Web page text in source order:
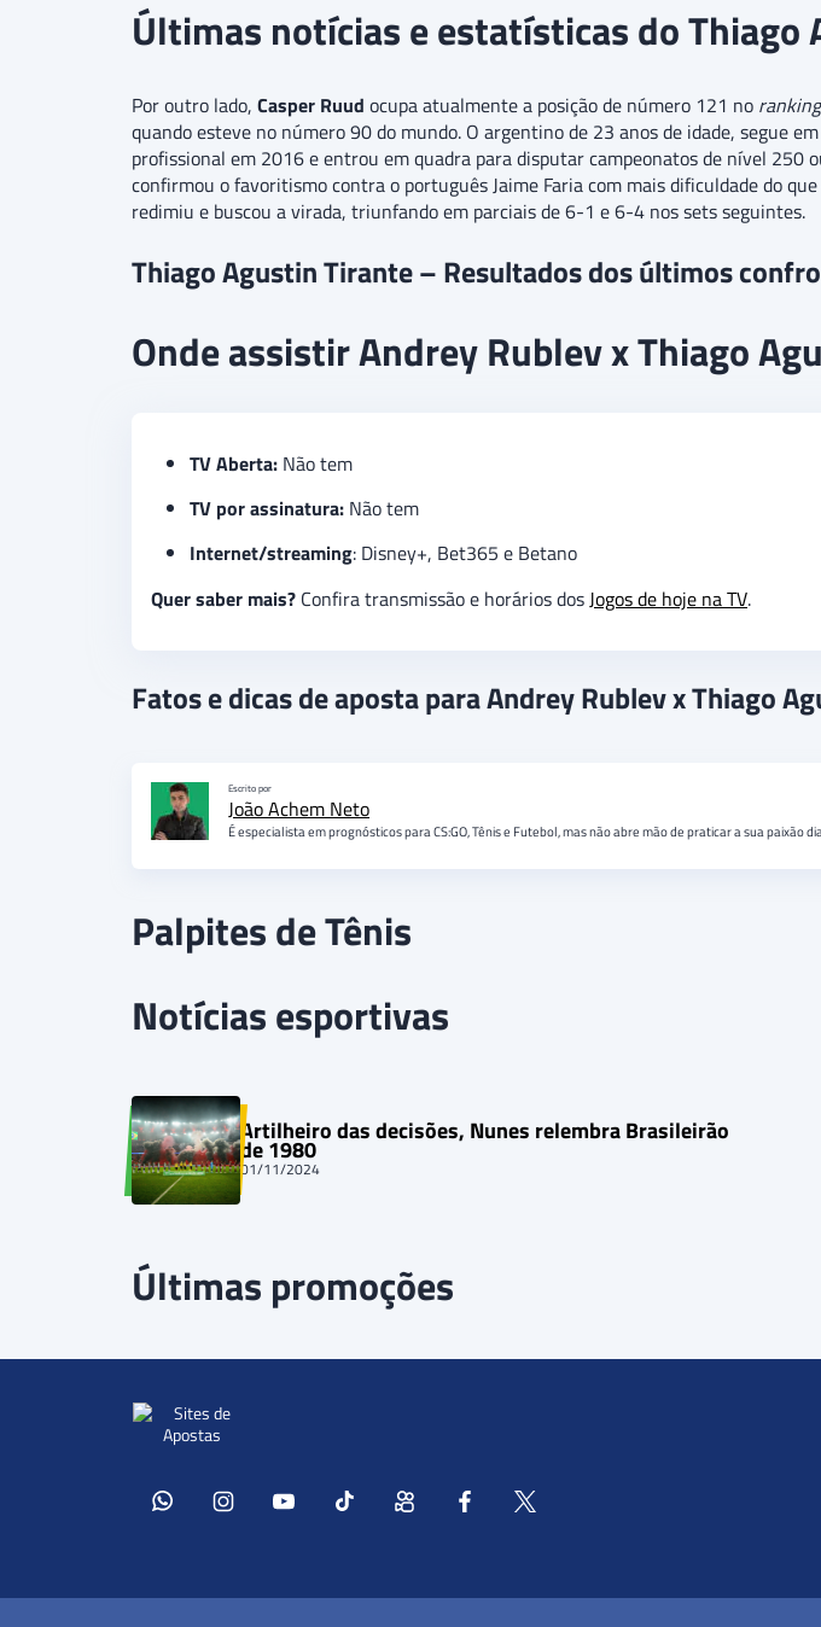
Últimas notícias e estatísticas do Thiago
Por outro lado, Casper Ruud ocupa atualmente a posição de número 121 no ranking
quando esteve no número 90 do mundo. O argentino de 23 anos de idade, segue
profissional em 2016 e entrou em quadra para disputar campeonatos de nível 250
confirmou o favoritismo contra o português Jaime Faria com mais dificuldade do
redimiu e buscou a virada, triunfando em parciais de 6-1 e 6-4 nos sets seguintes.
Thiago Agustin Tirante – Resultados dos últimos
Onde assistir Andrey Rublev x Thiago
TV Aberta: Não tem
TV por assinatura: Não tem
Internet/streaming: Disney+, Bet365 e Betano
Quer saber mais? Confira transmissão e horários dosJogos de hoje na TV.
Fatos e dicas de aposta para Andrey Rublev x Thiago
Escrito por
João Achem Neto
É especialista em prognósticos para CS:GO, Tênis e Futebol, mas não abre mão de praticar a sua
Palpites de Tênis
Notícias esportivas
Artilheiro das decisões, Nunes relembra Brasileirão
de 1980
01/11/2024
Últimas promoções